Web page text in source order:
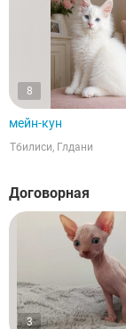
8
мейн-кун
Тбилиси, Глдани
Договорная
3